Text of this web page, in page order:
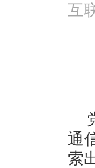
互
通
索